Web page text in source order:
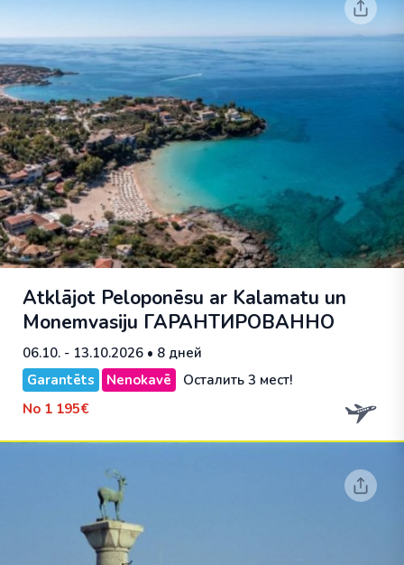
Atklājot Peloponēsu ar Kalamatu un
Monemvasiju ГАРАНТИРОВАННО
06.10. - 13.10.2026 • 8 дней
Garantēts
Nenokavē
Осталить 3 мест!
No 1 195€